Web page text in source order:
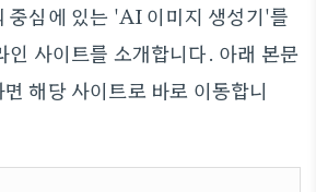
중심에 있는 'AI 이미지 생성기'를
인 사이트를 소개합니다. 아래 본문
해당 사이트로 바로 이동합니